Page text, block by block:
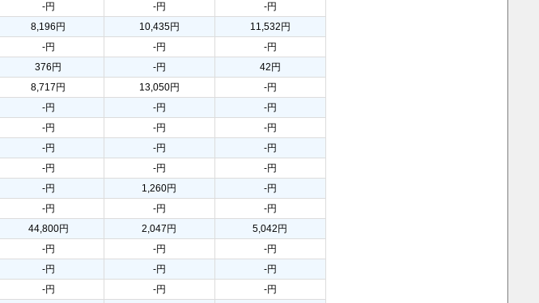
-円 -円
-円
8,196円 10,435円
11,532円
-円 -円
-円
376円 -円
42円
8,717円 13,050円
-円
-円 -円
-円
-円 -円
-円
-円 -円
-円
-円 -円
-円
-円 1,260円
-円
-円 -円
-円
44,800円 2,047円
5,042円
-円 -円
-円
-円 -円
-円
-円 -円
-円